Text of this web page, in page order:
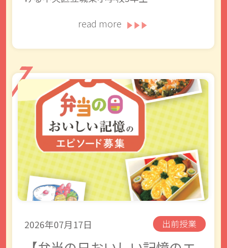
read more
2026年07月17日 出前授業